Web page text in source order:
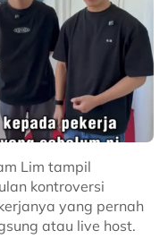
Lim tampil
kontroversi
yang pernah
atau live host.